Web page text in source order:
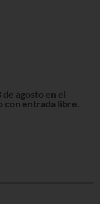
agosto en el
con entrada libre.